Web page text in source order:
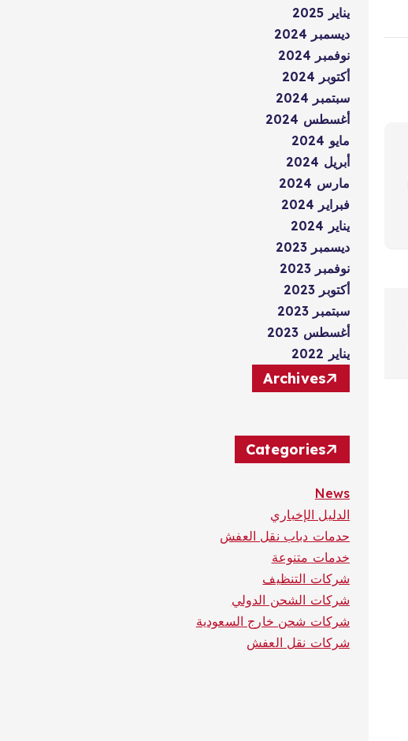
يناير 2025
ديسمبر 2024
نوفمبر 2024
أكتوبر 2024
سبتمبر 2024
أغسطس 2024
مايو 2024
أبريل 2024
مارس 2024
فبراير 2024
يناير 2024
ديسمبر 2023
نوفمبر 2023
أكتوبر 2023
سبتمبر 2023
أغسطس 2023
يناير 2022
Archives
Categories
News
الدليل الإخباري
حدمات دباب نقل العفش
خدمات متنوعة
شركات التنظيف
شركات الشحن الدولي
شركات شحن خارج السعودية
شركات نقل العفش